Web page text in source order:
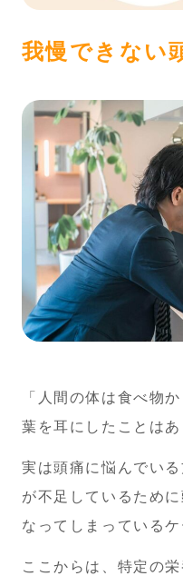
我慢できない
「人間の体は食べ物
葉を耳にしたことは
実は頭痛に悩んでい
が不足しているため
なってしまっているケ
ここからは、特定の